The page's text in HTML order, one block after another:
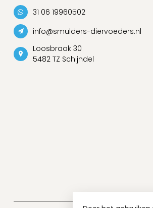
31 06 19960502
info@smulders-diervoeders.nl
Loosbraak 30
5482 TZ Schijndel